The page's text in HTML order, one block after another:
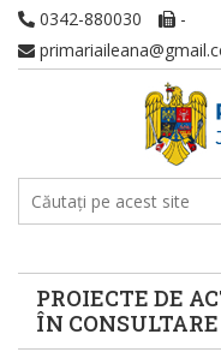
0342-880030
-
PROIECTE DE
ÎN